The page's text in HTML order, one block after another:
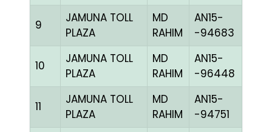
9
JAMUNA TOLL
PLAZA
MD
RAHIM
AN15-
-94683
10
JAMUNA TOLL
PLAZA
MD
RAHIM
AN15-
-96448
11
JAMUNA TOLL
PLAZA
MD
RAHIM
AN15-
-94751